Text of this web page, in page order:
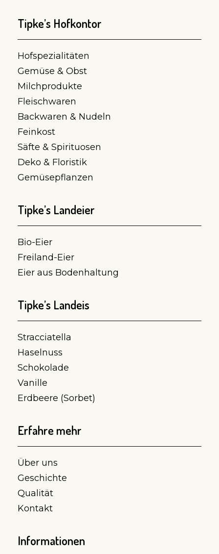
Tipke’s Hofkontor
Hofspezialitäten
Gemüse & Obst
Milchprodukte
Fleischwaren
Backwaren & Nudeln
Feinkost
Säfte & Spirituosen
Deko & Floristik
Gemüsepflanzen
Tipke’s Landeier
Bio-Eier
Freiland-Eier
Eier aus Bodenhaltung
Tipke’s Landeis
Stracciatella
Haselnuss
Schokolade
Vanille
Erdbeere (Sorbet)
Erfahre mehr
Über uns
Geschichte
Qualität
Kontakt
Informationen